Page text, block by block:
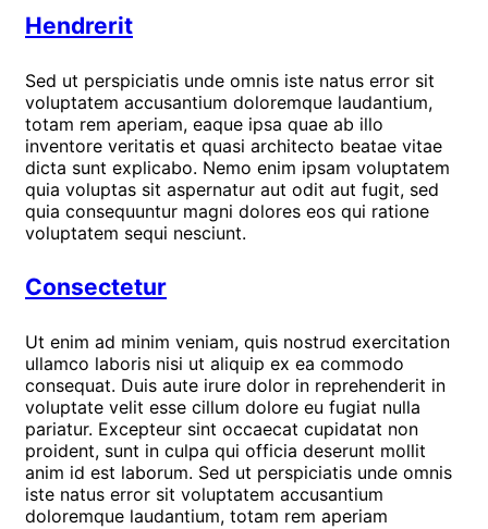
Hendrerit
Sed ut perspiciatis unde omnis iste natus error sit
voluptatem accusantium doloremque laudantium,
totam rem aperiam, eaque ipsa quae ab illo
inventore veritatis et quasi architecto beatae vitae
dicta sunt explicabo. Nemo enim ipsam voluptatem
quia voluptas sit aspernatur aut odit aut fugit, sed
quia consequuntur magni dolores eos qui ratione
voluptatem sequi nesciunt.
Consectetur
Ut enim ad minim veniam, quis nostrud exercitation
ullamco laboris nisi ut aliquip ex ea commodo
consequat. Duis aute irure dolor in reprehenderit in
voluptate velit esse cillum dolore eu fugiat nulla
pariatur. Excepteur sint occaecat cupidatat non
proident, sunt in culpa qui officia deserunt mollit
anim id est laborum. Sed ut perspiciatis unde omnis
iste natus error sit voluptatem accusantium
doloremque laudantium, totam rem aperiam